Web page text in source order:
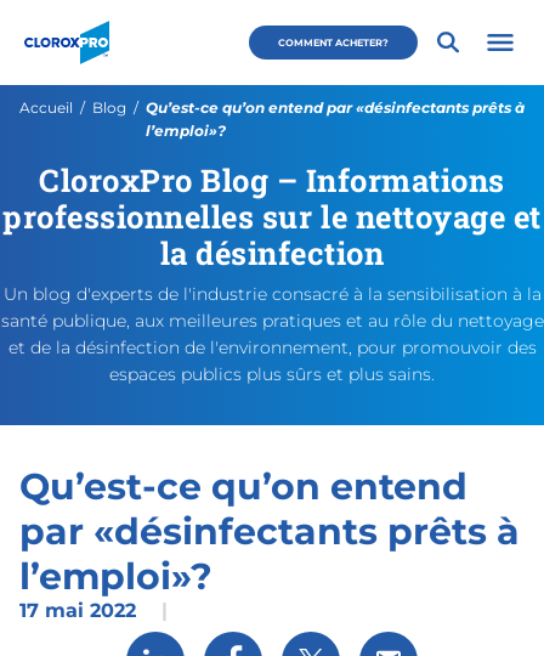
COMMENT ACHETER?
Accueil Blog Page actuelle:
Qu’est-ce qu’on entend par «désinfectants prêts à
l’emploi»?
CloroxPro Blog – Informations
professionnelles sur le nettoyage et
la désinfection
Un blog d'experts de l'industrie consacré à la sensibilisation à la
santé publique, aux meilleures pratiques et au rôle du nettoyage
et de la désinfection de l'environnement, pour promouvoir des
espaces publics plus sûrs et plus sains.
Qu’est-ce qu’on entend
https://www.cloroxpro.ca/
May 18, 2022
May 18, 2022
https://www.cloroxpro.ca/
CloroxPro CA https://
Qu’est-ce qu’on entend
par «désinfectants prêts à
l’emploi»?
17 mai 2022 |